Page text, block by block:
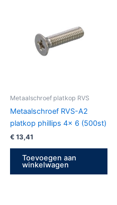
Metaalschroef platkop RVS
Metaalschroef RVS-A2
platkop phillips 4x 6 (500st)
€ 13,41
Toevoegen aan
winkelwagen